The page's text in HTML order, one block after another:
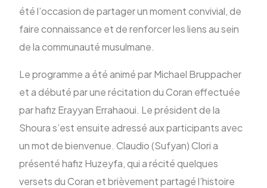
été l’occasion de partager un moment convivial, de
faire connaissance et de renforcer les liens au sein
de la communauté musulmane.
Le programme a été animé par Michael Bruppacher
et a débuté par une récitation du Coran effectuée
par hafiz Erayyan Errahaoui. Le président de la
Shoura s’est ensuite adressé aux participants avec
un mot de bienvenue. Claudio (Sufyan) Clori a
présenté hafiz Huzeyfa, qui a récité quelques
versets du Coran et brièvement partagé l’histoire
ENG